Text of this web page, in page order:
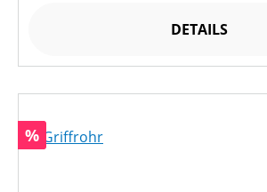
DETAILS
Rabatt
%